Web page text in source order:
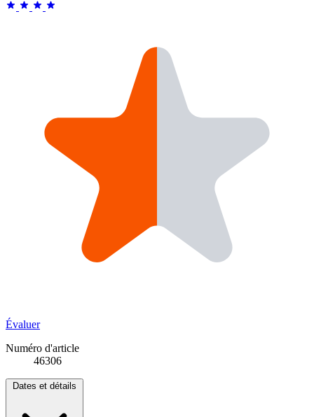
Évaluer
Numéro d'article
46306
Dates et détails